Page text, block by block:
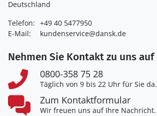
Deutschland
Telefon: +49 40 5477950
E-Mail:
kundenservice@dansk.de
Nehmen Sie Kontakt zu uns auf
0800-358 75 28
Täglich von 9 bis 22 Uhr für Sie da.
Zum Kontaktformular
Wir freuen uns auf Ihre Nachricht.